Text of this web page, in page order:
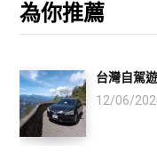
為你推薦
台灣自駕
12/06/